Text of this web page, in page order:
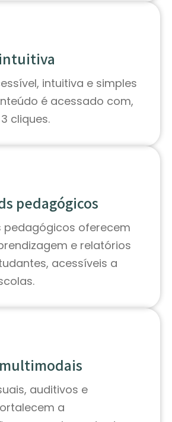
intuitiva e simples
é acessado com,
cliques.
pedagógicos
pedagógicos oferecem
e relatórios
acessíveis a
auditivos e
a